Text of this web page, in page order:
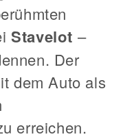
Stavelot –
Der
dem Auto als
erreichen.